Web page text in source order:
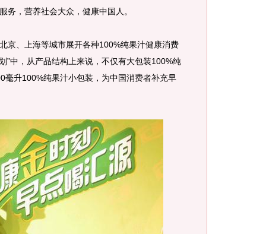
务，营养社会大众，健康中国人。
、上海等城市展开各种100%纯果汁健康消费
”中，从产品结构上来说，不仅有大包装100%纯
毫升100%纯果汁小包装，为中国消费者补充早